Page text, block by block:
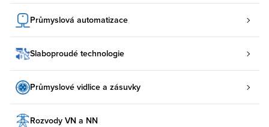
Průmyslová automatizace
Slaboproudé technologie
Průmyslové vidlice a zásuvky
Rozvody VN a NN